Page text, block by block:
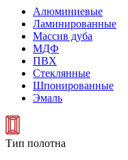
Алюминиевые
Ламинированные
Массив дуба
МДФ
ПВХ
Стеклянные
Шпонированные
Эмаль
Тип полотна